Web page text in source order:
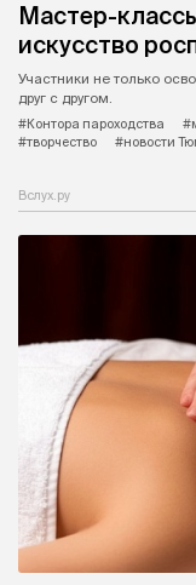
Мастер-
искусство
Участники не только
друг с другом.
#Контора пароходства
#творчество
#новости
Вслух.ру